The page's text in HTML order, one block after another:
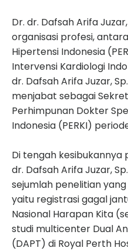
Dr. dr. Dafsah Arifa
organisasi profesi,
Hipertensi Indonesia
Intervensi Kardiologi
dr. Dafsah Arifa Juzar,
menjabat sebagai
Perhimpunan Dokter
Indonesia (PERKI)
Di tengah kesibukannya
dr. Dafsah Arifa Juzar,
sejumlah penelitian
yaitu registrasi gagal
Nasional Harapan Kita
studi multicenter Dual
(DAPT) di Royal Perth